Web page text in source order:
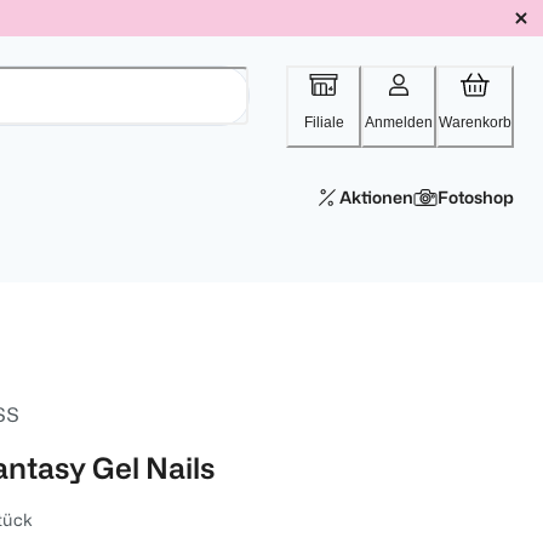
Filiale Anmelden Warenkorb
Aktionen Fotoshop
Gel Nails